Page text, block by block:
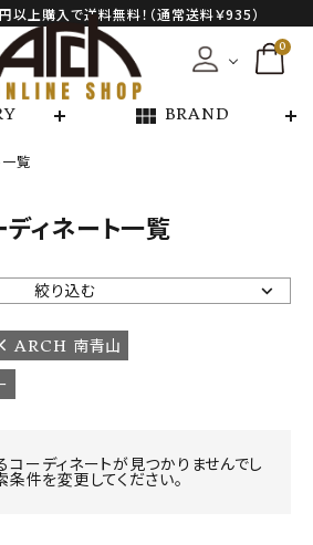
上購入で送料無料！（通常送料￥935）
0
view_module BRAND
一覧
ディネート一覧
絞り込む
ARCH 南青山
ーディネートが見つかりませんでし
条件を変更してください。